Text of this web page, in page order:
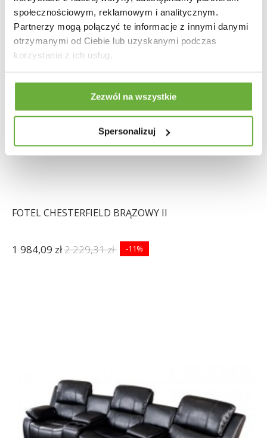
społecznościowym, reklamowym i analitycznym.
Partnerzy mogą połączyć te informacje z innymi danymi
otrzymanymi od Ciebie lub uzyskanymi podczas
korzystania z ich usług.
Zezwól na wszystkie
Spersonalizuj
FOTEL CHESTERFIELD BRĄZOWY II
1 984,09 zł2 229,31 zł -11%